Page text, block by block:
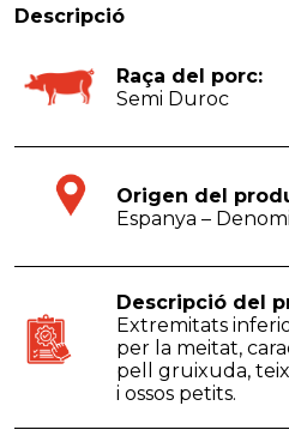
Descripció
Raça del porc:
Semi Duroc
Origen del
Espanya –
Descripció del
Extremitats
per la meitat,
pell gruixuda,
i ossos petits.